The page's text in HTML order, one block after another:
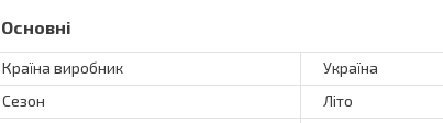
Основні
Країна виробник
Україна
Сезон
Літо